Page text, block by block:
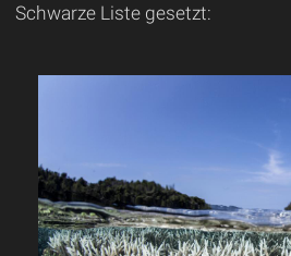
Schwarze Liste gesetzt: